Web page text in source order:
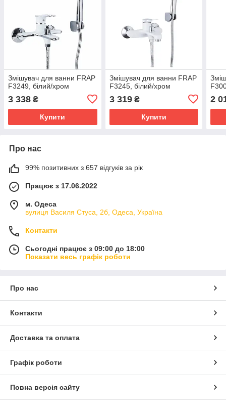
Змішувач для ванни FRAP
F3249, білий/хром
3 338 ₴
Купити
Змішувач для ванни FRAP
F3245, білий/хром
3 319₴
Купити
2
Про нас
99% позитивних з 657 відгуків за рік
Працює з 17.06.2022
м. Одеса
вулиця Василя Стуса, 2б, Одеса, Україна
Контакти
Сьогодні працює з 09:00 до 18:00
Показати весь графік роботи
Про нас
Контакти
Доставка та оплата
Графік роботи
Повна версія сайту